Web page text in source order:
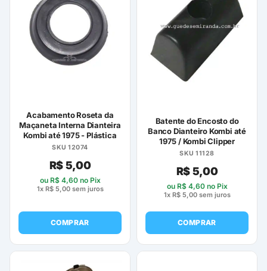
Acabamento Roseta da
Maçaneta Interna Dianteira
Kombi até 1975 - Plástica
SKU 12074
R$5,00
ou R$4,60no Pix
1x R$5,00sem juros
COMPRAR
Batente do Encosto do
Banco Dianteiro Kombi até
1975 / Kombi Clipper
SKU 11128
R$5,00
ou R$4,60no Pix
1x R$5,00sem juros
COMPRAR